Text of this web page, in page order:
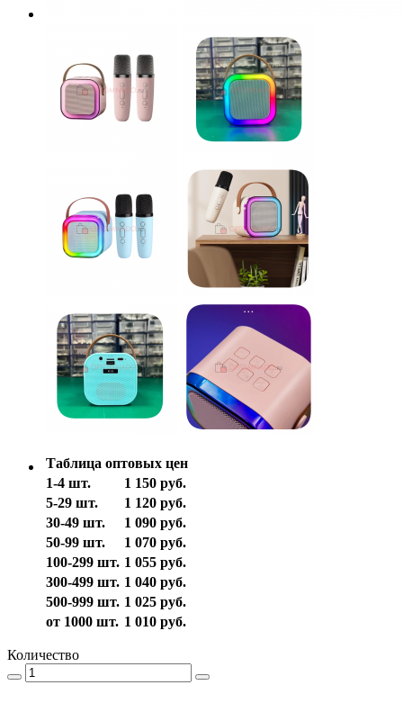
Таблица оптовых цен
1-4 шт.
1 150 руб.
5-29 шт.
1 120 руб.
30-49 шт.
1 090 руб.
50-99 шт.
1 070 руб.
100-299 шт. 1 055 руб.
300-499 шт. 1 040 руб.
500-999 шт. 1 025 руб.
от 1000 шт. 1 010 руб.
Количество